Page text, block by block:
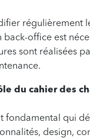
régulièrement
office est
sont réalisées
du cahier des
fondamental qui
design,